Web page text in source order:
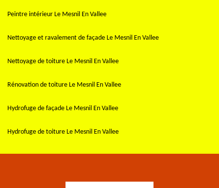
Peintre intérieur Le Mesnil En Vallee
Nettoyage et ravalement de façade Le Mesnil En Vallee
Nettoyage de toiture Le Mesnil En Vallee
Rénovation de toiture Le Mesnil En Vallee
Hydrofuge de façade Le Mesnil En Vallee
Hydrofuge de toiture Le Mesnil En Vallee